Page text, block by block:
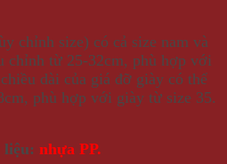
chỉnh size) có cả size nam và
chỉnh từ 25-32cm, phù hợp với
dài của giá đỡ giày có thể
phù hợp với giày từ size 35.
liệu: nhựa PP.